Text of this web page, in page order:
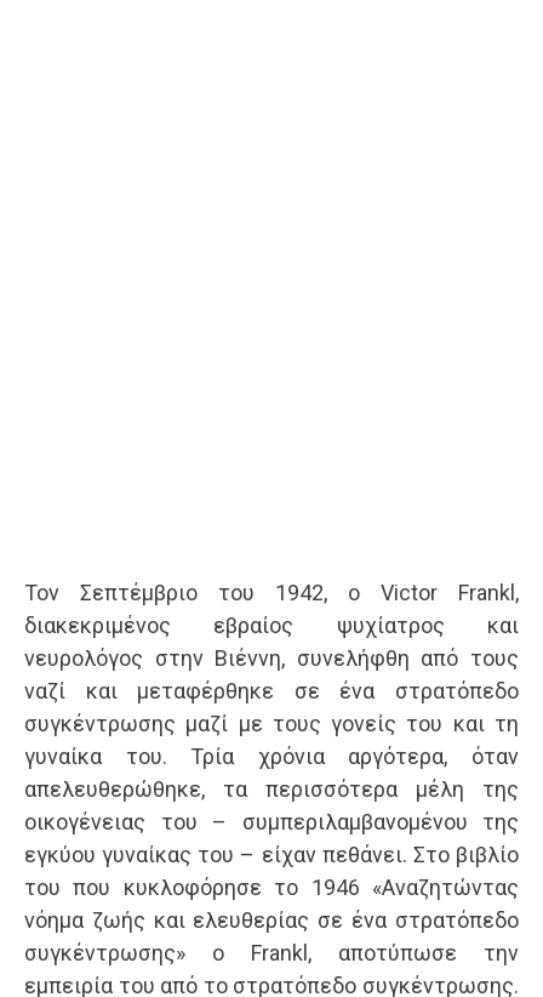
Τον Σεπτέμβριο του 1942, ο Victor Frankl,
διακεκριμένος εβραίος ψυχίατρος και
νευρολόγος στην Βιέννη, συνελήφθη από τους
ναζί και μεταφέρθηκε σε ένα στρατόπεδο
συγκέντρωσης μαζί με τους γονείς του και τη
γυναίκα του. Τρία χρόνια αργότερα, όταν
απελευθερώθηκε, τα περισσότερα μέλη της
οικογένειας του – συμπεριλαμβανομένου της
εγκύου γυναίκας του – είχαν πεθάνει. Στο βιβλίο
του που κυκλοφόρησε το 1946 «Αναζητώντας
νόημα ζωής και ελευθερίας σε ένα στρατόπεδο
συγκέντρωσης» ο Frankl, αποτύπωσε την
εμπειρία του από το στρατόπεδο συγκέντρωσης.